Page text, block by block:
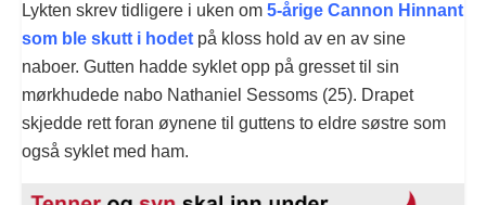
Lykten skrev tidligere i uken om 5-årige Cannon Hinnant
som ble skutt i hodet på kloss hold av en av sine
naboer. Gutten hadde syklet opp på gresset til sin
mørkhudede nabo Nathaniel Sessoms (25). Drapet
skjedde rett foran øynene til guttens to eldre søstre som
også syklet med ham.